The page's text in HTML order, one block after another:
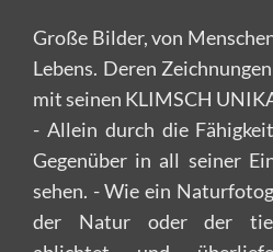
Große Bilder, von
Lebens. Deren
mit seinen KLIMSCH
- Allein durch die
Gegenüber in all seiner
sehen. - Wie ein
der Natur oder der